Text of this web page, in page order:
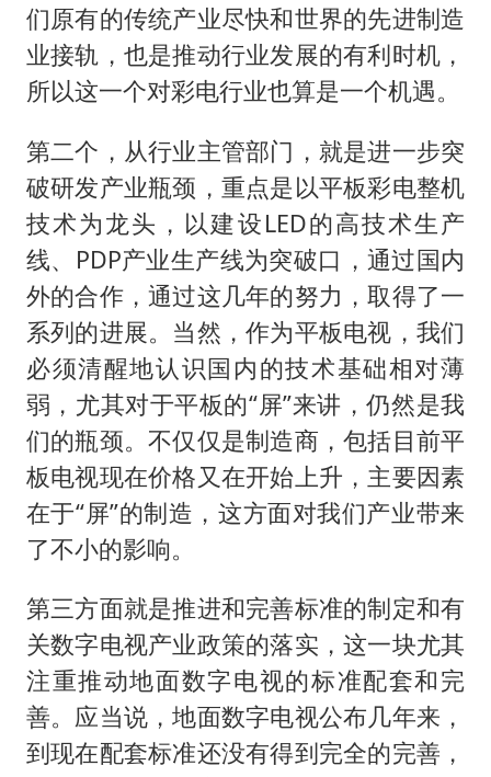
们原有的传统产业尽快和世界的先进制造
业接轨，也是推动行业发展的有利时机，
所以这一个对彩电行业也算是一个机遇。
第二个，从行业主管部门，就是进一步突
破研发产业瓶颈，重点是以平板彩电整机
技术为龙头，以建设LED的高技术生产
线、PDP产业生产线为突破口，通过国内
外的合作，通过这几年的努力，取得了一
系列的进展。当然，作为平板电视，我们
必须清醒地认识国内的技术基础相对薄
弱，尤其对于平板的“屏”来讲，仍然是我
们的瓶颈。不仅仅是制造商，包括目前平
板电视现在价格又在开始上升，主要因素
在于“屏”的制造，这方面对我们产业带来
了不小的影响。
第三方面就是推进和完善标准的制定和有
关数字电视产业政策的落实，这一块尤其
注重推动地面数字电视的标准配套和完
善。应当说，地面数字电视公布几年来，
到现在配套标准还没有得到完全的完善，